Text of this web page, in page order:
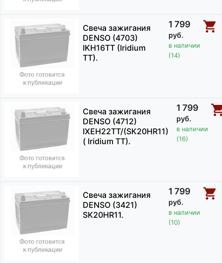
Свеча зажигания
DENSO (4703)
IKH16TT (Iridium
TT).
1 799
руб.
в наличии
(14)
Свеча зажигания
DENSO (4712)
IXEH22TT/(SК20HR11)
( Iridium TT).
1 799
руб.
в наличии
(16)
Свеча зажигания
DENSO (3421)
SK20HR11.
1 799
руб.
в наличии
(10)